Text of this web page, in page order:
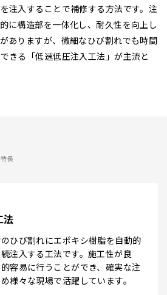
注入することで補修する方法です。注
に構造部を一体化し、耐久性を向上し
ありますが、微細なひび割れでも時間
きる「低速低圧注入工法」が主流と
特長
法
ひび割れにエポキシ樹脂を自動的
注入する工法です。施工性が良
容易に行うことができ、確実な注
様々な現場で活躍しています。